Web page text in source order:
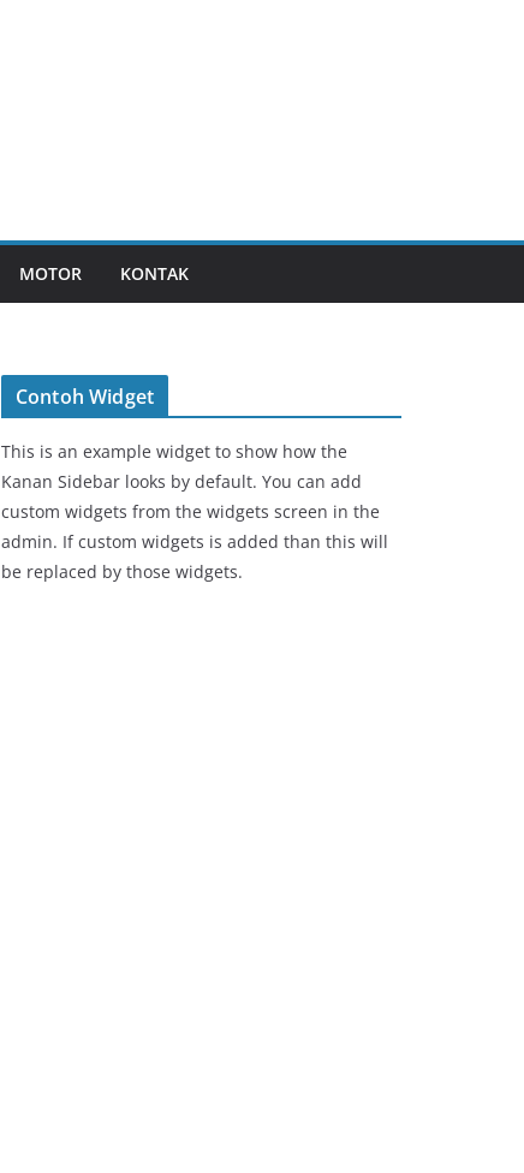
MOTOR KONTAK
Contoh Widget
This is an example widget to show how the
Kanan Sidebar looks by default. You can add
custom widgets from the widgets screen in the
admin. If custom widgets is added than this will
be replaced by those widgets.